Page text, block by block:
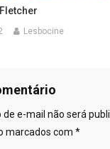
Lesbocine
e-mail não será
marcados com *